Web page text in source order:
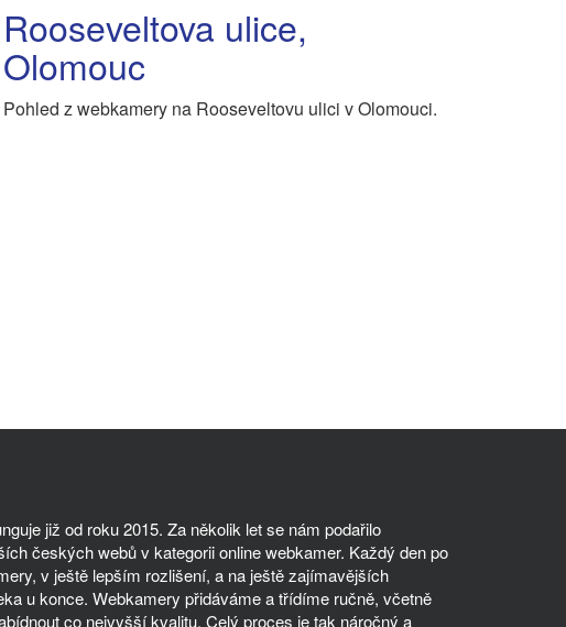
Rooseveltova ulice,
Olomouc
Pohled z webkamery na Rooseveltovu ulici v Olomouci.
již od roku 2015. Za několik let se nám podařilo
českých webů v kategorii online webkamer. Každý den po
v ještě lepším rozlišení, a na ještě zajímavějších
u konce. Webkamery přidáváme a třídíme ručně, včetně
co nejvyšší kvalitu. Celý proces je tak náročný a